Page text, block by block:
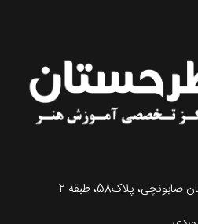
پلاک58، طبقه 2